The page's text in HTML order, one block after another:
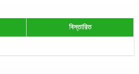
বিস্তারিত